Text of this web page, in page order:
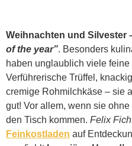
Weihnachten und Silvester
of the year”. Besonders
haben unglaublich viele
Verführerische Trüffel,
cremige Rohmilchkäse – sie
gut! Vor allem, wenn sie
den Tisch kommen. Felix
Feinkostladen auf